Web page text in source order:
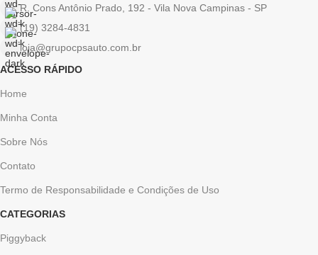
R. Cons Antônio Prado, 192 - Vila Nova Campinas - SP
(19) 3284-4831
loja@grupocpsauto.com.br
ACESSO RÁPIDO
Home
Minha Conta
Sobre Nós
Contato
Termo de Responsabilidade e Condições de Uso
CATEGORIAS
Piggyback